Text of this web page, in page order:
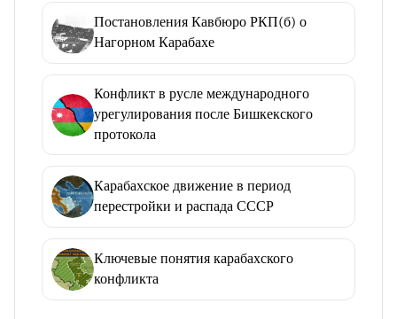
Постановления Кавбюро РКП(б) о
Нагорном Карабахе
Конфликт в русле международного
урегулирования после Бишкекского
протокола
Карабахское движение в период
перестройки и распада СССР
Ключевые понятия карабахского
конфликта